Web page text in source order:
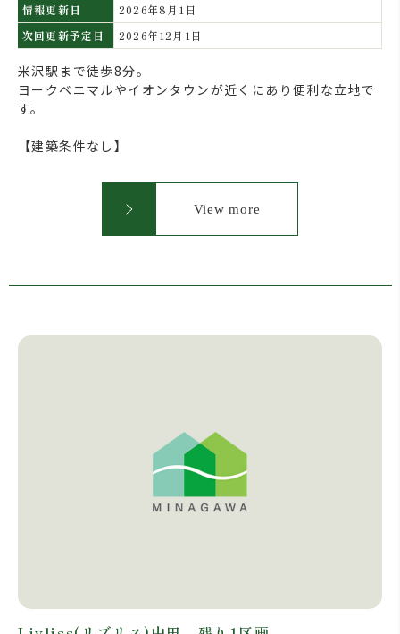
情報更新日
2026年8月1日
次回更新予定日
2026年12月1日
米沢駅まで徒歩8分。
ヨークベニマルやイオンタウンが近くにあり便利な立地で
す。
【建築条件なし】
View more